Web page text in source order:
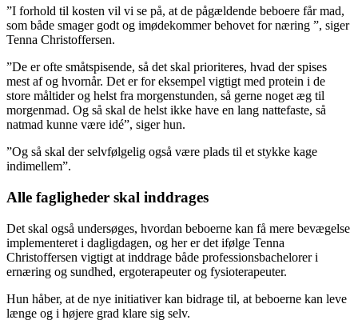
”I forhold til kosten vil vi se på, at de pågældende beboere får mad,
som både smager godt og imødekommer behovet for næring ”, siger
Tenna Christoffersen.
”De er ofte småtspisende, så det skal prioriteres, hvad der spises
mest af og hvornår. Det er for eksempel vigtigt med protein i de
store måltider og helst fra morgenstunden, så gerne noget æg til
morgenmad. Og så skal de helst ikke have en lang nattefaste, så
natmad kunne være idé”, siger hun.
”Og så skal der selvfølgelig også være plads til et stykke kage
indimellem”.
Alle fagligheder skal inddrages
Det skal også undersøges, hvordan beboerne kan få mere bevægelse
implementeret i dagligdagen, og her er det ifølge Tenna
Christoffersen vigtigt at inddrage både professionsbachelorer i
ernæring og sundhed, ergoterapeuter og fysioterapeuter.
Hun håber, at de nye initiativer kan bidrage til, at beboerne kan leve
længe og i højere grad klare sig selv.